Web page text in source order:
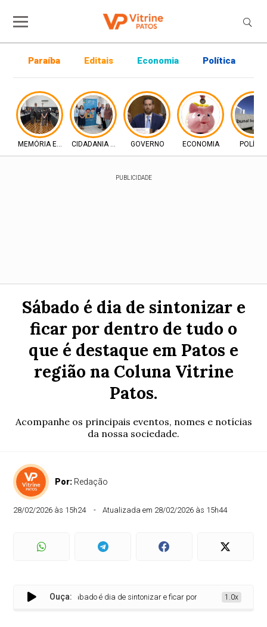
Paraíba Editais Economia Política
MEMÓRIA E DIREITOCIDADANIA E INCLUSÃO
GOVERNO ECONOMIA
PUBLICIDADE
Sábado é dia de sintonizar e
ficar por dentro de tudo o
que é destaque em Patos e
região na Coluna Vitrine
Patos.
Acompanhe os principais eventos, nomes e notícias
da nossa sociedade.
Por: Redação
28/02/2026 às 15h24 Atualizada em 28/02/2026 às 15h44
Ouça:
Sábado é dia de sintonizar e ficar por dentro de tudo o que é1.0x